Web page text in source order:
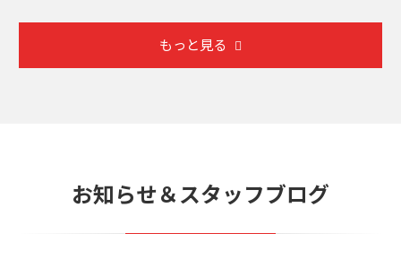
もっと見る
お知らせ＆スタッフブログ